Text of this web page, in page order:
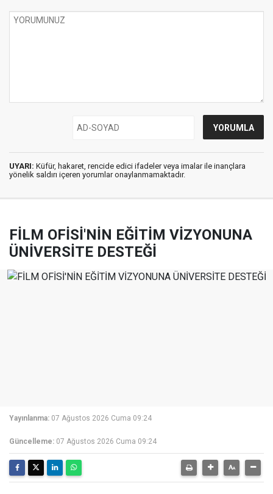
UYARI: Küfür, hakaret, rencide edici ifadeler veya imalar ile inançlara
yönelik saldırı içeren yorumlar onaylanmamaktadır.
FİLM OFİSİ'NİN EĞİTİM VİZYONUNA
ÜNİVERSİTE DESTEĞİ
Yayınlanma: 07 Ağustos 2026 Cuma 09:24
Güncelleme: 07 Ağustos 2026 Cuma 09:24